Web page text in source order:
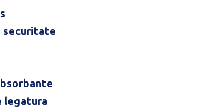
securitate
legatura